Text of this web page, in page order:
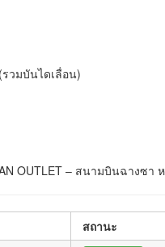
วมบันไดเลื่อน)
OUTLET – สนามบินฉางซ
สถานะ